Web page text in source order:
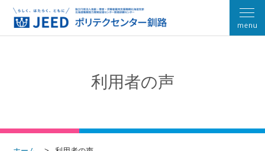
利用者の声